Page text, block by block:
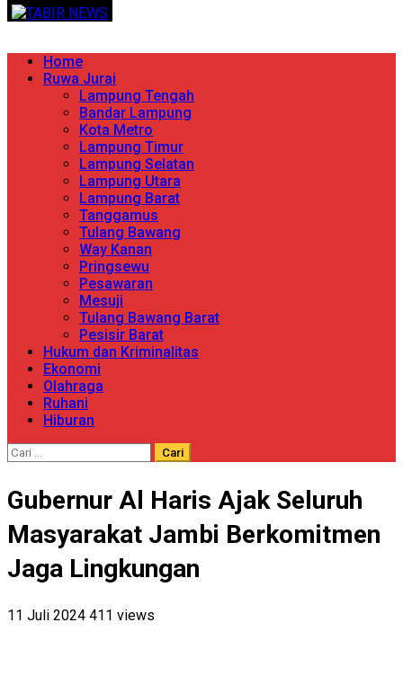
Skip
content
TERPERCAYA MENYINGKAP BERITA
Primary
Menu
Home
Ruwa Jurai
Lampung Tengah
Bandar Lampung
Kota Metro
Lampung Timur
Lampung Selatan
Lampung Utara
Lampung Barat
Tanggamus
Tulang Bawang
Way Kanan
Pringsewu
Pesawaran
Mesuji
Tulang Bawang Barat
Pesisir Barat
Hukum dan Kriminalitas
Ekonomi
Olahraga
Ruhani
Hiburan
Cari
Gubernur Al Haris Ajak Seluruh
Masyarakat Jambi Berkomitmen
Jaga Lingkungan
11 Juli 2024 411 views